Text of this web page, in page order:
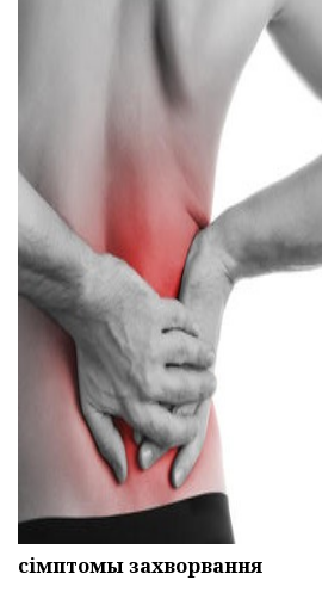
сімптомы захворвання